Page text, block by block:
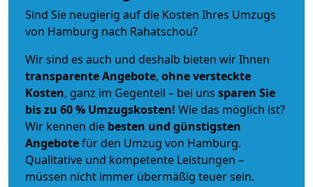
Sind Sie neugierig auf die Kosten Ihres Umzugs
von Hamburg nach Rahatschou?
Wir sind es auch und deshalb bieten wir Ihnen
transparente Angebote, ohne versteckte
Kosten, ganz im Gegenteil – bei uns sparen Sie
bis zu 60 % Umzugskosten! Wie das möglich ist?
Wir kennen die besten und günstigsten
Angebotefür den Umzug von Hamburg.
Qualitative und kompetente Leistungen –
müssen nicht immer übermäßig teuer sein.